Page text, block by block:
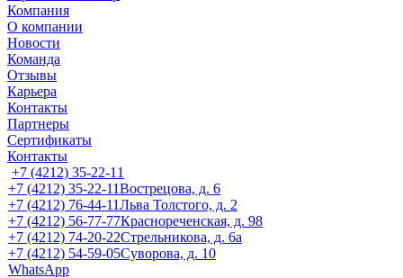
Компания
О компании
Новости
Команда
Отзывы
Карьера
Контакты
Партнеры
Сертификаты
Контакты
+7 (4212) 35-22-11
+7 (4212) 35-22-11Вострецова, д. 6
+7 (4212) 76-44-11Льва Толстого, д. 2
+7 (4212) 56-77-77Краснореченская, д. 98
+7 (4212) 74-20-22Стрельникова, д. 6а
+7 (4212) 54-59-05Суворова, д. 10
WhatsApp